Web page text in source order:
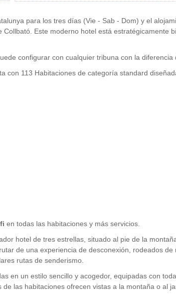
para los tres días (Vie - Sab - Dom) y el
Collbató. Este moderno hotel está estratégicamente
configurar con cualquier tribuna con la diferencia
con 113 Habitaciones de categoría standard
en todas las habitaciones y más servicios.
hotel de tres estrellas, situado al pie de la
de una experiencia de desconexión, rodeados
rutas de senderismo.
en un estilo sencillo y acogedor, equipadas con
las habitaciones ofrecen vistas a la montaña o al